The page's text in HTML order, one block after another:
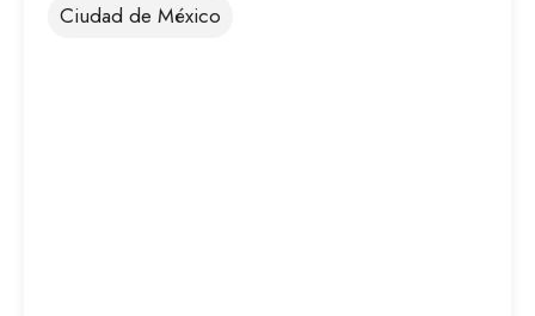
Ciudad de México